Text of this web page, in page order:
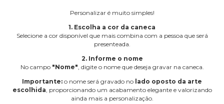
Personalizar é muito simples!
1. Escolha a cor da caneca
Selecione a cor disponível que mais combina com a pessoa que será
presenteada.
2. Informe o nome
No campo "Nome" , digite o nome que deseja gravar na caneca.
Importante: o nome será gravado no lado oposto da arte
escolhida , proporcionando um acabamento elegante e valorizando
ainda mais a personalização.